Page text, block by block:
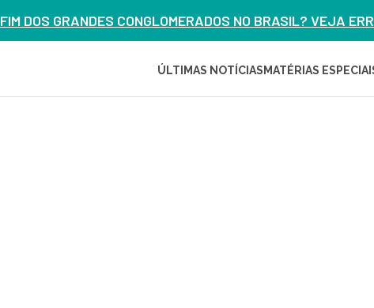
FIM DOS GRANDES CONGLOMERADOS NO BRASIL? VEJA
ÚLTIMAS NOTÍCIAS MATÉRIAS